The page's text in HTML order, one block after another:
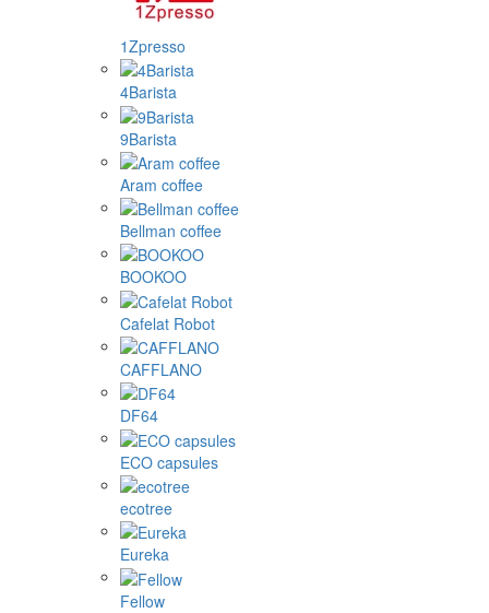
1Zpresso
4Barista
9Barista
Aram coffee
Bellman coffee
BOOKOO
Cafelat Robot
CAFFLANO
DF64
ECO capsules
ecotree
Eureka
Fellow